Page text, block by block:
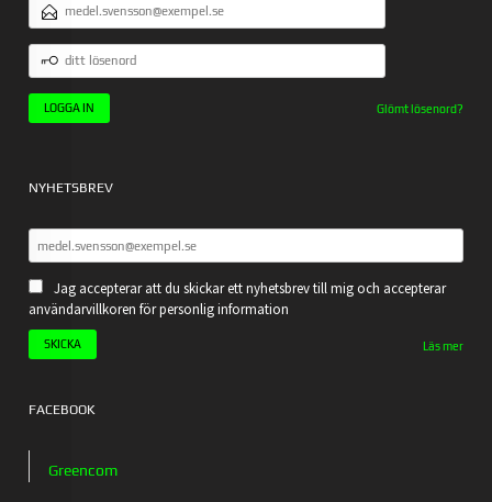
POSTADRESS
DITT
LÖSENORD
Glömt lösenord?
NYHETSBREV
Jag accepterar att du skickar ett nyhetsbrev till mig och accepterar
användarvillkoren för personlig information
Läs mer
FACEBOOK
Greencom